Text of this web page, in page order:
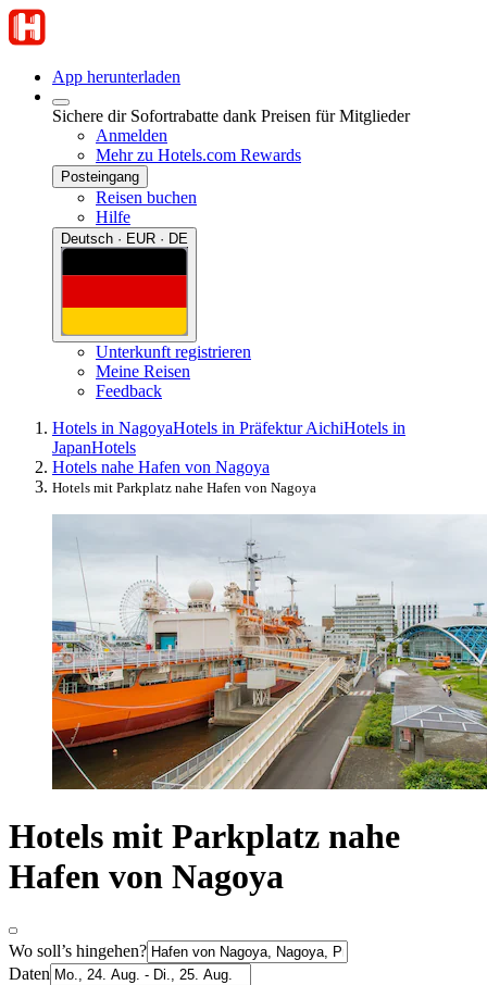
App herunterladen
Sichere dir Sofortrabatte dank Preisen für Mitglieder
Anmelden
Mehr zu Hotels.com Rewards
Posteingang
Reisen buchen
Hilfe
Deutsch · EUR · DE
Unterkunft registrieren
Meine Reisen
Feedback
Hotels in NagoyaHotels in Präfektur AichiHotels in
JapanHotels
Hotels nahe Hafen von Nagoya
Hotels mit Parkplatz nahe Hafen von Nagoya
Hotels mit Parkplatz nahe
Hafen von Nagoya
Wo soll’s hingehen?
Daten